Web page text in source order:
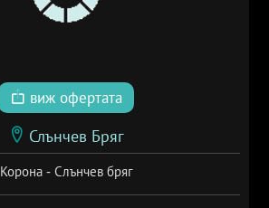
виж офертата
Слънчев Бряг
Корона - Слънчев бряг